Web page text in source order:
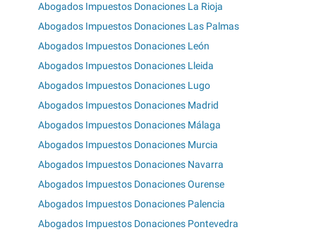
Abogados Impuestos Donaciones La Rioja
Abogados Impuestos Donaciones Las Palmas
Abogados Impuestos Donaciones León
Abogados Impuestos Donaciones Lleida
Abogados Impuestos Donaciones Lugo
Abogados Impuestos Donaciones Madrid
Abogados Impuestos Donaciones Málaga
Abogados Impuestos Donaciones Murcia
Abogados Impuestos Donaciones Navarra
Abogados Impuestos Donaciones Ourense
Abogados Impuestos Donaciones Palencia
Abogados Impuestos Donaciones Pontevedra